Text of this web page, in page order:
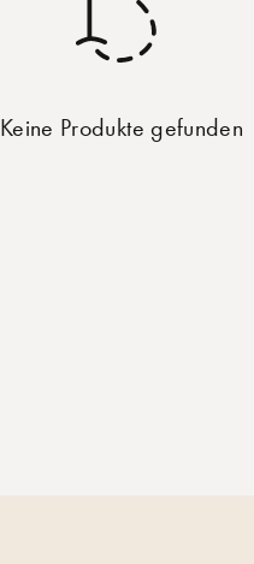
Keine Produkte gefunden